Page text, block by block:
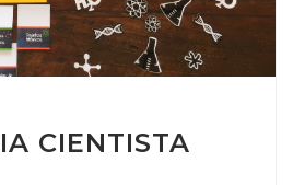
CIENTISTA